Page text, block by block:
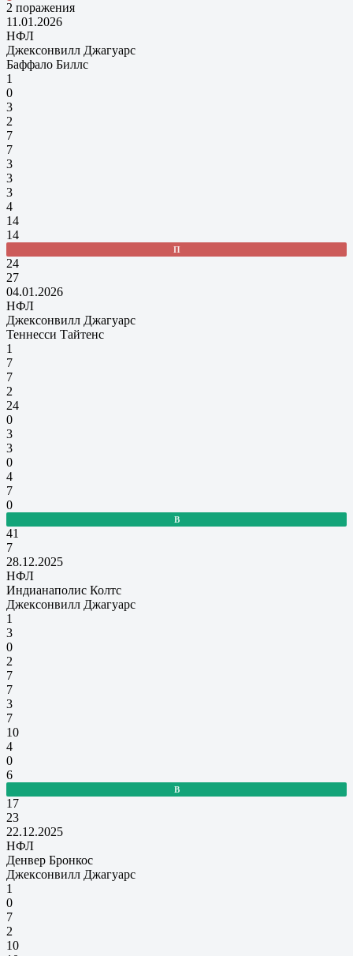
2 поражения
11.01.2026
НФЛ
Джексонвилл Джагуарс
Баффало Биллс
1
0
3
2
7
7
3
3
3
4
14
14
П
24
27
04.01.2026
НФЛ
Джексонвилл Джагуарс
Теннесси Тайтенс
1
7
7
2
24
0
3
3
0
4
7
0
В
41
7
28.12.2025
НФЛ
Индианаполис Колтс
Джексонвилл Джагуарс
1
3
0
2
7
7
3
7
10
4
0
6
В
17
23
22.12.2025
НФЛ
Денвер Бронкос
Джексонвилл Джагуарс
1
0
7
2
10